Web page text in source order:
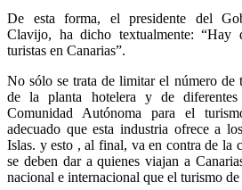
De esta forma, el presidente del
Clavijo, ha dicho textualmente:
turistas en Canarias”.
No sólo se trata de limitar el número de
de la planta hotelera y de
Comunidad Autónoma para el
adecuado que esta industria ofrece a
Islas. y esto , al final, va en contra de la
se deben dar a quienes viajan a
nacional e internacional que el turismo de